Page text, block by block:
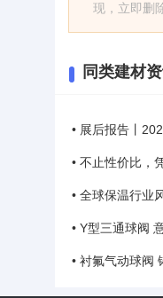
现，立即删
同类建材
• 展后报告丨
• 不止性价比，
• 全球保温行业
• Y型三通球阀
• 衬氟气动球阀